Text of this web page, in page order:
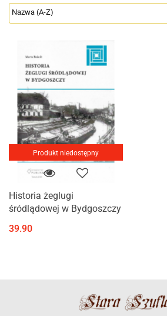
Produkt niedostępny
Historia żeglugi
śródlądowej w Bydgoszczy
39.90